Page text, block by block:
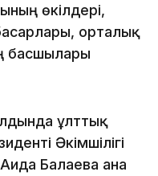
өкілдері,
орталық
басшылары
ұлттық
Әкімшілігі
Балаева ана